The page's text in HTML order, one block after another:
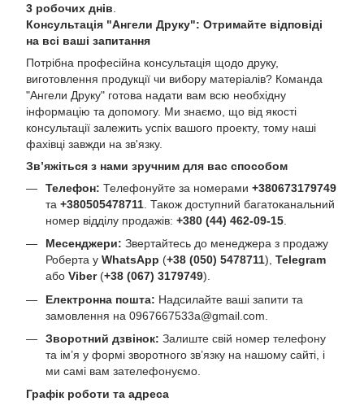
3 робочих днів
Консультація "Ангели Друку": Отримайте відповіді
на всі ваші запитання
Потрібна професійна консультація щодо друку,
виготовлення продукції чи вибору матеріалів? Команда
"Ангели Друку" готова надати вам всю необхідну
інформацію та допомогу. Ми знаємо, що від якості
консультації залежить успіх вашого проекту, тому наші
фахівці завжди на зв'язку.
Зв’яжіться з нами зручним для вас способом
Телефон: Телефонуйте за номерами +380673179749
та +380505478711 . Також доступний багатоканальний
номер відділу продажів: +380 (44) 462-09-15
Месенджери: Звертайтесь до менеджера з продажу
Роберта у WhatsApp (+38 (050) 5478711), Telegram
або Viber(+38 (067) 3179749).
Електронна пошта: Надсилайте ваші запити та
замовлення на 0967667533a@gmail.com
Зворотний дзвінок: Залиште свій номер телефону
та ім’я у формі зворотного зв’язку на нашому сайті, і
ми самі вам зателефонуємо.
Графік роботи та адреса